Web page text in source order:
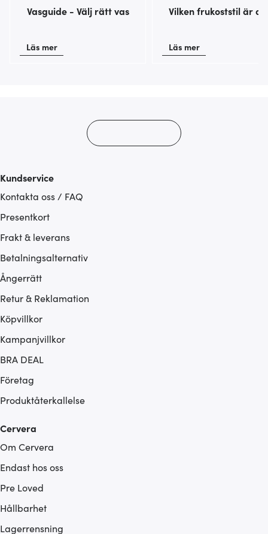
Vasguide - Välj rätt vas
Läs mer
Vilken frukoststil är
Läs mer
Kundservice
Kontakta oss / FAQ
Presentkort
Frakt & leverans
Betalningsalternativ
Ångerrätt
Retur & Reklamation
Köpvillkor
Kampanjvillkor
BRA DEAL
Företag
Produktåterkallelse
Cervera
Om Cervera
Endast hos oss
Pre Loved
Hållbarhet
Lagerrensning